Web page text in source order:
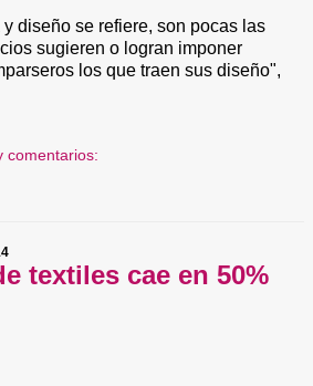
diseño se refiere, son pocas las
sugieren o logran imponer
los que traen sus diseño",
comentarios:
textiles cae en 50%